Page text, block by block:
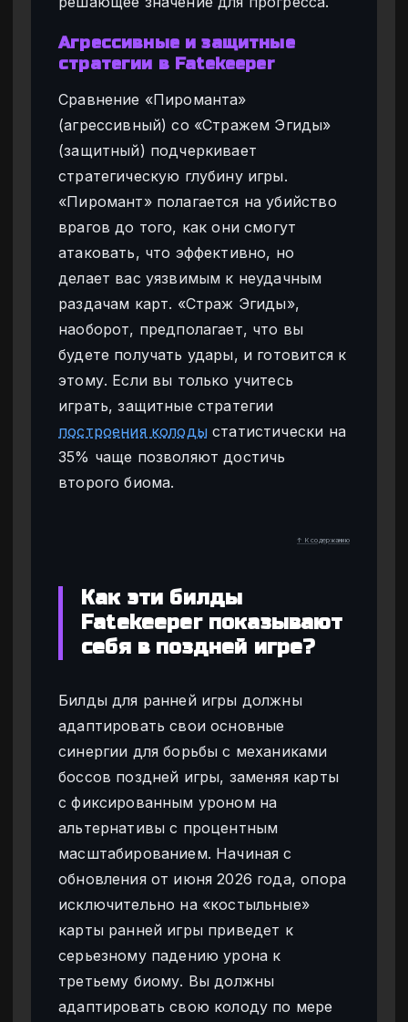
Агрессивные и защитные
стратегии в Fatekeeper
Сравнение «Пироманта»
(агрессивный) со «Стражем Эгиды»
(защитный) подчеркивает
стратегическую глубину игры.
«Пиромант» полагается на убийство
врагов до того, как они смогут
атаковать, что эффективно, но
делает вас уязвимым к неудачным
раздачам карт. «Страж Эгиды»,
наоборот, предполагает, что вы
будете получать удары, и готовится к
этому. Если вы только учитесь
играть, защитные стратегии
построения колодыстатистически на
35% чаще позволяют достичь
второго биома.
↑ К содержанию
Как эти билды
Fatekeeper показывают
себя в поздней игре?
Билды для ранней игры должны
адаптировать свои основные
синергии для борьбы с механиками
боссов поздней игры, заменяя карты
с фиксированным уроном на
альтернативы с процентным
масштабированием. Начиная с
обновления от июня 2026 года, опора
исключительно на «костыльные»
карты ранней игры приведет к
серьезному падению урона к
третьему биому. Вы должны
адаптировать свою колоду по мере